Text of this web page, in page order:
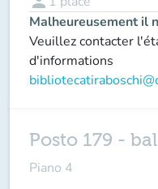
Malheureusement il
Veuillez contacter
d'informations
Posto 179 -
Piano 4